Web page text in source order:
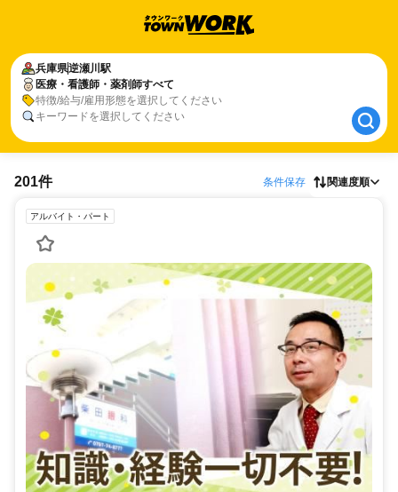
兵庫県逆瀬川駅
医療・看護師・薬剤師すべて
特徴/給与/雇用形態を選択してください
キーワードを選択してください
兵庫県逆瀬川駅
医療・看護師・薬剤師すべて
201件 条件保存 関連度順
アルバイト・パート